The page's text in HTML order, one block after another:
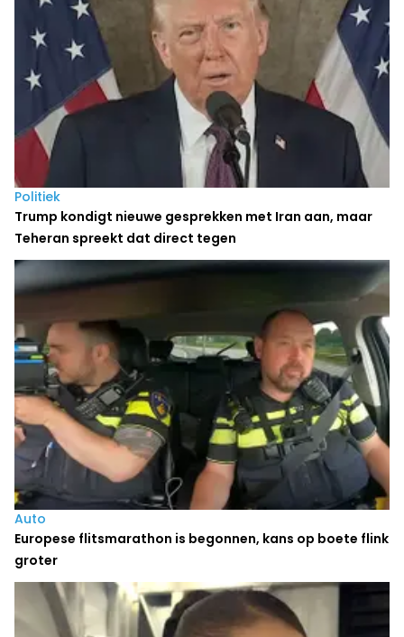
Politiek
Trump kondigt nieuwe gesprekken met Iran aan, maar
Teheran spreekt dat direct tegen
Auto
Europese flitsmarathon is begonnen, kans op boete flink
groter